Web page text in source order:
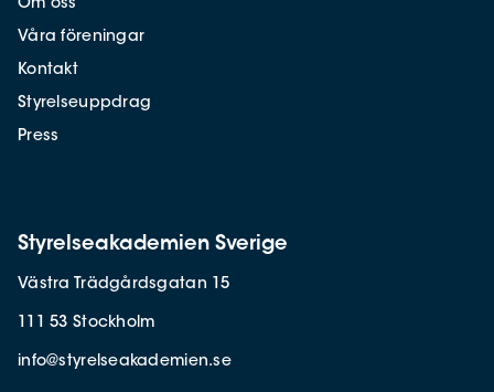
Styrelseakademien Sverige
Västra Trädgårdsgatan 15
111 53 Stockholm
info@styrelseakademien.se
Om oss
Våra föreningar
Kontakt
Styrelseuppdrag
Press